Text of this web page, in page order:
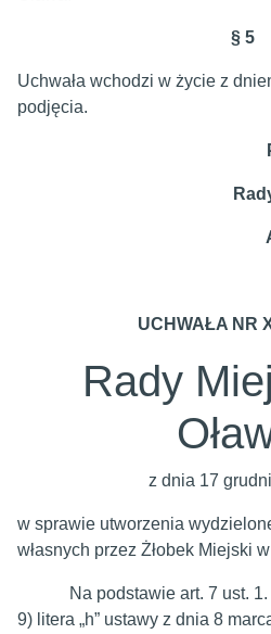
§ 5
Uchwała wchodzi w życie z
Rady
Andrzej
UCHWAŁA NR
Rady
z dnia 17
w sprawie utworzenia
własnych przez Żłobek Miejski w
Na podstawie art. 7 ust. 1.
9) litera „h” ustawy z dnia 8